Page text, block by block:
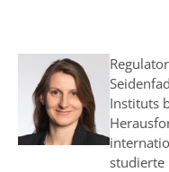
Instituts
studierte